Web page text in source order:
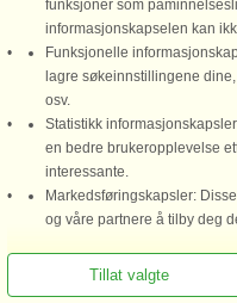
fra 20.755 NOK
DanCenter A/S -
funksjoner som
informasjonskapselen kan
Funksjonelle
lagre søkeinnstillingene
osv.
Statistikk
en bedre brukeropplevelse
interessante.
Markedsføringskapsler:
og våre partnere å tilby deg
Tillat valgte